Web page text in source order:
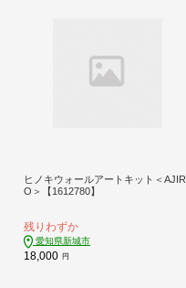
ヒノキウォールアートキット＜AJIR
O＞【1612780】
残りわずか
愛知県新城市
18,000 円